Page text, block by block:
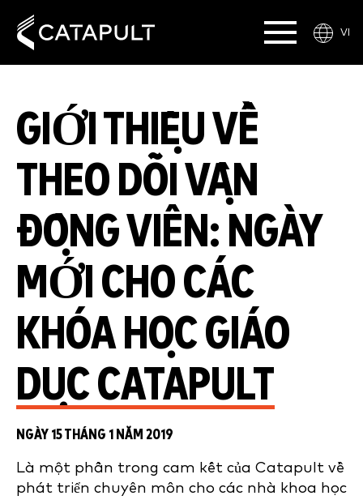
VI
GIỚI THIỆU VỀ
THEO DÕI VẬN
ĐỘNG VIÊN: NGÀY
MỚI CHO CÁC
KHÓA HỌC GIÁO
DỤC CATAPULT
NGÀY 15 THÁNG 1 NĂM 2019
Là một phần trong cam kết của Catapult về
phát triển chuyên môn cho các nhà khoa học